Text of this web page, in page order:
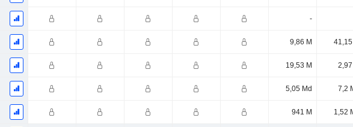
-
9,86 M 41,15
19,53 M 2,97
5,05 Md 7,2
941 M 1,52